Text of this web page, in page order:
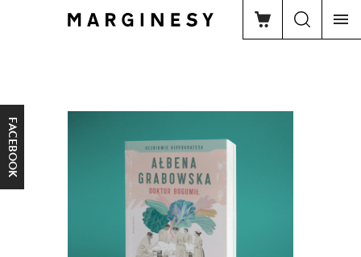
FACEBOOK